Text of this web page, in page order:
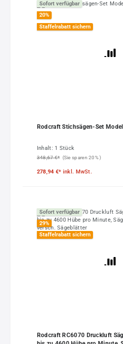
Sofort verfügbar
20%
Staffelrabatt sichern
Rodcraft Stichsägen-Set
Inhalt: 1 Stück
348,67 €* (Sie sparen 20% )
278,94 €* inkl. MwSt.
Sofort verfügbar
29%
Staffelrabatt sichern
Rodcraft RC6070 Druckluft